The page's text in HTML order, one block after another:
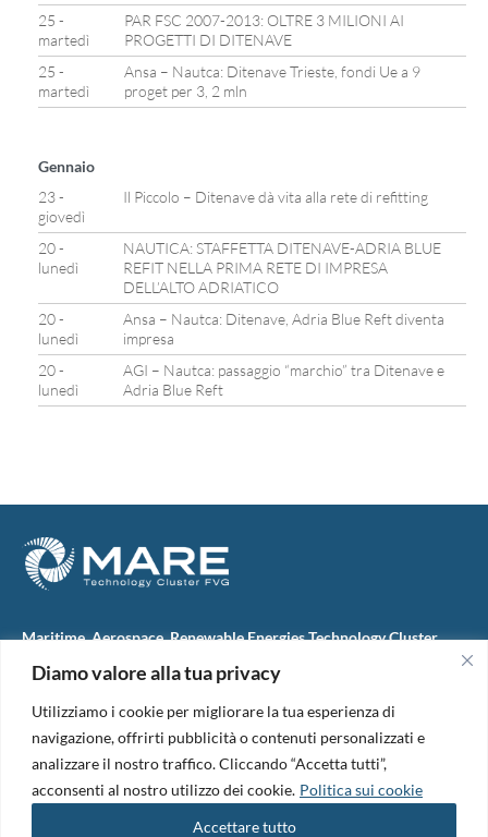
Diamo valore alla tua privacy
Utilizziamo i cookie per migliorare la tua esperienza di
navigazione, offrirti pubblicità o contenuti personalizzati e
analizzare il nostro traffico. Cliccando “Accetta tutti”,
acconsenti al nostro utilizzo dei cookie. Politica sui cookie
Accettare tutto
25 -
martedì
PAR FSC 2007-2013: OLTRE 3 MILIONI AI
PROGETTI DI DITENAVE
25 -
martedì
Ansa – Nautca: Ditenave Trieste, fondi Ue a 9
proget per 3, 2 mln
Gennaio
23 -
giovedì
Il Piccolo – Ditenave dà vita alla rete di refitting
20 -
lunedì
NAUTICA: STAFFETTA DITENAVE-ADRIA BLUE
REFIT NELLA PRIMA RETE DI IMPRESA
DELL’ALTO ADRIATICO
20 -
lunedì
Ansa – Nautca: Ditenave, Adria Blue Reft diventa
impresa
20 -
lunedì
AGI – Nautca: passaggio “marchio” tra Ditenave e
Adria Blue Reft
Maritime, Aerospace, Renewable Energies Technology Cluster
M.A.R.E. TC FVG S.c.ar.l.
34074 Monfalcone (Italy)
tel. +39 0481 723440
Codice Fiscale e Partita Iva: 01138620313
PEC:marefvg@legalmail.it
Codice univoco per i pagamenti: M5UXCR1